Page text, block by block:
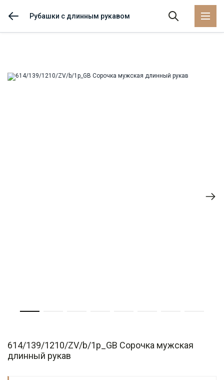
Рубашки с длинным рукавом
614/139/1210/ZV/b/1p_GB Сорочка мужская
длинный рукав